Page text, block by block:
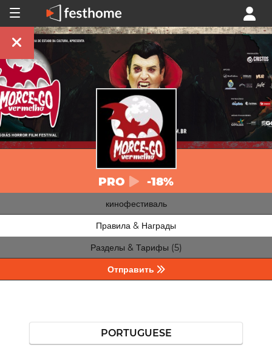
PRO -18%
кинофестиваль
Правила & Награды
Разделы & Тарифы (5)
Отправить
PORTUGUESE